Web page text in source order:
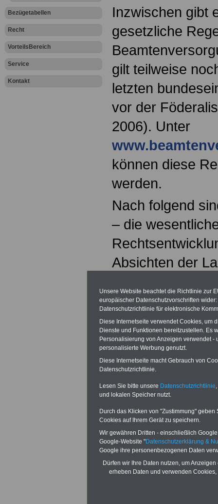
Bezügetabellen
Recht
VorteilsBereich
Service
Kontakt
Inzwischen gibt
gesetzliche
gilt teilweise
letzten
vor der
2006). Unter
können diese
werden.
Nach folgend
– die
Absichten der
Ein Anspruch
Vollständigkeit
schieren
möglicher
kurz nach der
nicht
Darüber hinaus
Unsere Website beachtet die Richtlinie zur
europäischer Datenschutzvorschriften
Datenschutzrichtlinie für elektronische
Diese Internetseite verwendet Cookies, um
Dienste und Funktionen bereitzustellen. Es
Personalisierung von Anzeigen verwendet
personalisierte Werbung genutzt.
Diese Internetseite macht Gebrauch von
Datenschutzrichtlinie.
Lesen Sie bitte unsere Datenschutzrichtlinie
und lokalen Speicher nutzt.
Durch das Klicken von "Zustimmung"
Cookies auf Ihrem Gerät zu speichern.
Wir gewähren Dritten - einschließlich
Google-Website "Datenschutzerklärung &
Google ihre personenbezogenen Daten
Dürfen wir Ihre Daten nutzen, um
erheben Daten und verwenden